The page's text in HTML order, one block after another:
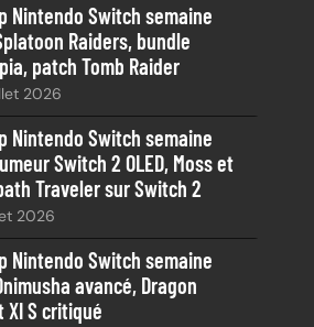
Nintendo Switch semaine
Raiders, bundle
patch Tomb Raider
2026
Nintendo Switch semaine
Switch 2 OLED, Moss et
Traveler sur Switch 2
2026
Nintendo Switch semaine
avancé, Dragon
XI S critiqué